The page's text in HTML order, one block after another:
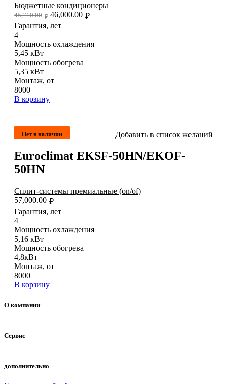
Бюджетные кондиционеры
₽
45,710.00 ₽
46,000.00
Гарантия, лет
4
Мощность охлаждения
5,45 кВт
Мощность обогрева
5,35 кВт
Монтаж, от
8000
В корзину
Нет в наличии Добавить в список желаний
Euroclimat EKSF-50HN/EKOF-
50HN
Сплит-системы премиальные (on/of)
₽
57,000.00
Гарантия, лет
4
Мощность охлаждения
5,16 кВт
Мощность обогрева
4,8кВт
Монтаж, от
8000
В корзину
О компании
Сервис
дополнительно